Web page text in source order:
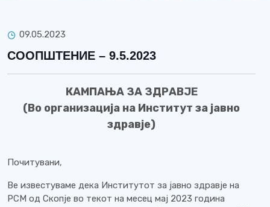
09.05.2023
СООПШТЕНИЕ – 9.5.2023
КАМПАЊА ЗА ЗДРАВЈЕ
(Во организација на Институт за јавно
здравје)
Почитувани,
Ве известуваме дека Институтот за јавно здравје на
РСМ од Скопје во текот на месец мај 2023 година